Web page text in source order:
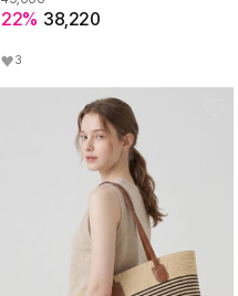
22% 38,220
3